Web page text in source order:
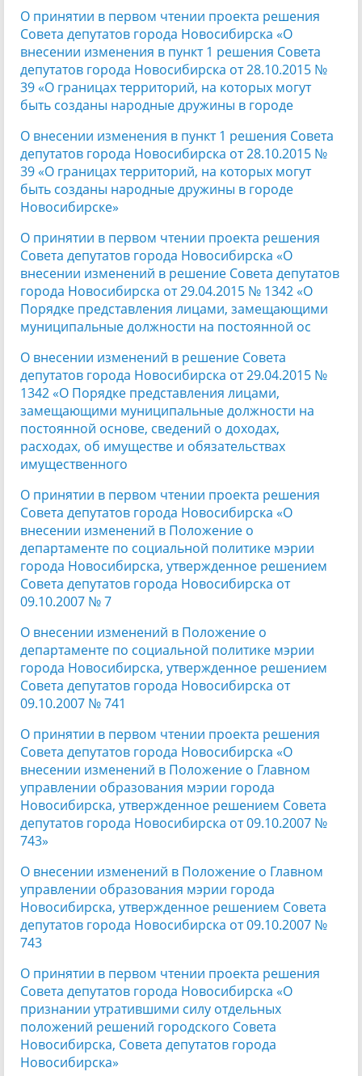
О принятии в первом чтении проекта решения
Совета депутатов города Новосибирска «О
внесении изменения в пункт 1 решения Совета
депутатов города Новосибирска от 28.10.2015 №
39 «О границах территорий, на которых могут
быть созданы народные дружины в городе
О внесении изменения в пункт 1 решения Совета
депутатов города Новосибирска от 28.10.2015 №
39 «О границах территорий, на которых могут
быть созданы народные дружины в городе
Новосибирске»
О принятии в первом чтении проекта решения
Совета депутатов города Новосибирска «О
внесении изменений в решение Совета депутатов
города Новосибирска от 29.04.2015 № 1342 «О
Порядке представления лицами, замещающими
муниципальные должности на постоянной ос
О внесении изменений в решение Совета
депутатов города Новосибирска от 29.04.2015 №
1342 «О Порядке представления лицами,
замещающими муниципальные должности на
постоянной основе, сведений о доходах,
расходах, об имуществе и обязательствах
имущественного
О принятии в первом чтении проекта решения
Совета депутатов города Новосибирска «О
внесении изменений в Положение о
департаменте по социальной политике мэрии
города Новосибирска, утвержденное решением
Совета депутатов города Новосибирска от
09.10.2007 № 7
О внесении изменений в Положение о
департаменте по социальной политике мэрии
города Новосибирска, утвержденное решением
Совета депутатов города Новосибирска от
09.10.2007 № 741
О принятии в первом чтении проекта решения
Совета депутатов города Новосибирска «О
внесении изменений в Положение о Главном
управлении образования мэрии города
Новосибирска, утвержденное решением Совета
депутатов города Новосибирска от 09.10.2007 №
743»
О внесении изменений в Положение о Главном
управлении образования мэрии города
Новосибирска, утвержденное решением Совета
депутатов города Новосибирска от 09.10.2007 №
743
О принятии в первом чтении проекта решения
Совета депутатов города Новосибирска «О
признании утратившими силу отдельных
положений решений городского Совета
Новосибирска, Совета депутатов города
Новосибирска»